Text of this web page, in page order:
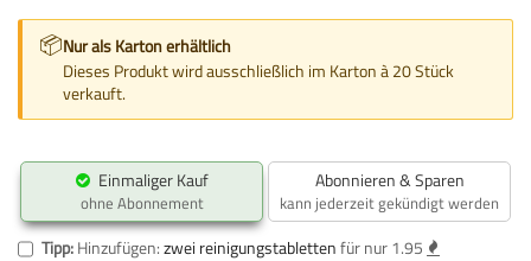
📦Nur als Karton erhältlich
Dieses Produkt wird ausschließlich im Karton à 20 Stück
verkauft.
Einmaliger Kauf
ohne Abonnement
Abonnieren & Sparen
kann jederzeit gekündigt werden
Tipp:Hinzufügen:zwei reinigungstablettenfür nur 1.95